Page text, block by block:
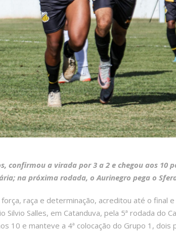
confirmou a virada por 3 a 2 e chegou aos 10
na próxima rodada, o Aurinegro pega o
raça e determinação, acreditou até o final
Salles, em Catanduva, pela 5ª rodada do
10 e manteve a 4ª colocação do Grupo 1, dois